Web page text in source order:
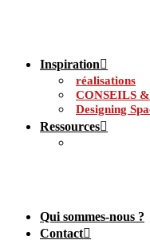
Inspiration
réalisations
CONSEILS
Designing
Ressources
Qui sommes-nous ?
Contact